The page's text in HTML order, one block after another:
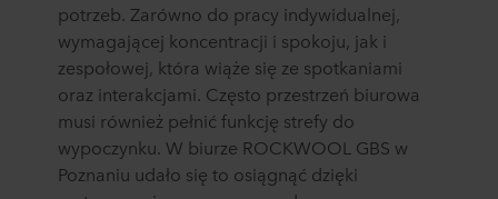
potrzeb. Zarówno do pracy indywidualnej,
wymagającej koncentracji i spokoju, jak i
zespołowej, która wiąże się ze spotkaniami
oraz interakcjami. Często przestrzeń biurowa
musi również pełnić funkcję strefy do
wypoczynku. W biurze ROCKWOOL GBS w
Poznaniu udało się to osiągnąć dzięki